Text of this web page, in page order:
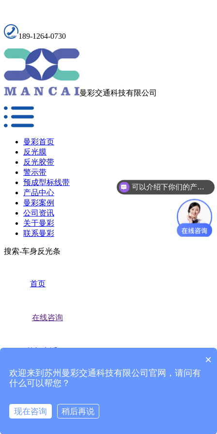
189-1264-0730
曼彩交通科技有限公司
曼彩首页
反光膜
反光胶带
警示带
预成型标线带
产品中心
曼彩案例
公司资讯
关于曼彩
联系曼彩
搜索-车身反光条
首页
在线咨询
产品中心
常见问题
可以介绍下你们的产品么？
×
欢迎来到苏州曼彩交通科技有限公司官网，请问有
什么可以帮您？
现在咨询 稍后再说